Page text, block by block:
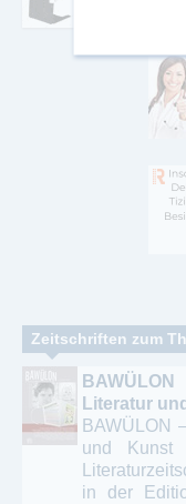
Zeitschriften zum
Literatur
BAWÜLON
und Kunst
in der